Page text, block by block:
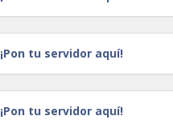
¡Pon tu servidor aquí!
¡Pon tu servidor aquí!